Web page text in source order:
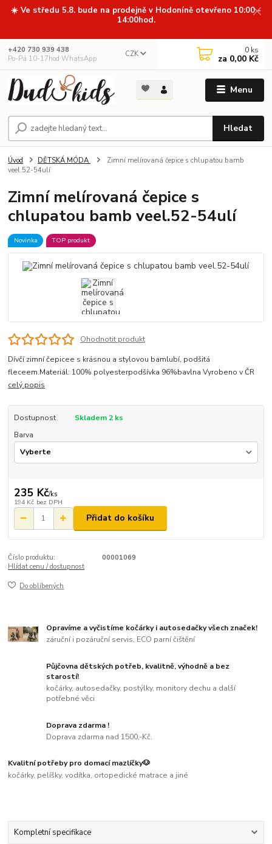
☀️ Ve středu 5.8. bude na prodejně v Hodoníně otevřeno 10:00 -
14:00hod.
Menu
CZK
Hledat
+420 730 939 438
Po-Pá 10-17hod WhatsApp
0 ks
za 0,00 Kč
Úvod DĚTSKÁ MÓDA
Zimní melírovaná čepice s chlupatou bamb
veel.52-54ulí
Zimní melírovaná čepice s
chlupatou bamb veel.52-54ulí
Novinka TOP produkt
Ohodnotit produkt
Dívčí zimní čepicee s krásnou a stylovou bamlubí, podšitá
fleceem.Materiál: 100% polyesterpodšívka 96%bavlna Vyrobeno v ČR
celý popis
Dostupnost
Skladem 2 ks
Barva
235 Kč/ks
194 Kč bez DPH
Přidat do košíku
Číslo produktu:
00001069
Hlídat cenu / dostupnost
Do oblíbených
Opravíme a vyčistíme kočárky i autosedačky všech značek!
záruční i pozáruční servis, ECO parní čištění
Půjčovna dětských potřeb, kvalitně, výhodně a bez
starostí!
kočárky, autosedačky, postýlky, monitory dechu a další
potřebné věci
Doprava zdarma !
Doprava zdarma nad 1500,-Kč.
Kvalitní potřeby pro domací mazlíčky🐶
kočárky, pelíšky, vodítka, ortopedické matrace a jiné
Kompletní specifikace